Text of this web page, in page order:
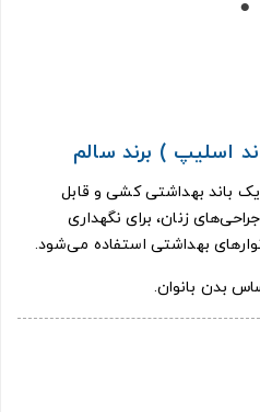
اسليپ ) برند سالم
باند بهداشتی کشی و قابل
زنان، برای نگهداری
بهداشتی استفاده می‌شود.
بدن بانوان.